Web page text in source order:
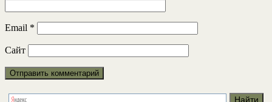
Email *
Сайт